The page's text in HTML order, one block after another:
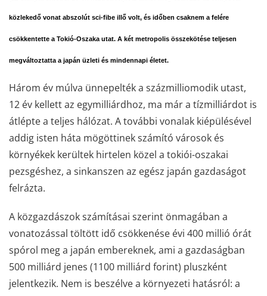
közlekedő vonat abszolút sci-fibe illő volt, és időben csaknem a felére
csökkentette a Tokió-Oszaka utat. A két metropolis összekötése teljesen
megváltoztatta a japán üzleti és mindennapi életet.
Három év múlva ünnepelték a százmilliomodik utast,
12 év kellett az egymilliárdhoz, ma már a tízmilliárdot is
átlépte a teljes hálózat. A további vonalak kiépülésével
addig isten háta mögöttinek számító városok és
környékek kerültek hirtelen közel a tokiói-oszakai
pezsgéshez, a sinkanszen az egész japán gazdaságot
felrázta.
A közgazdászok számításai szerint önmagában a
vonatozással töltött idő csökkenése évi 400 millió órát
spórol meg a japán embereknek, ami a gazdaságban
500 milliárd jenes (1100 milliárd forint) pluszként
jelentkezik. Nem is beszélve a környezeti hatásról: a